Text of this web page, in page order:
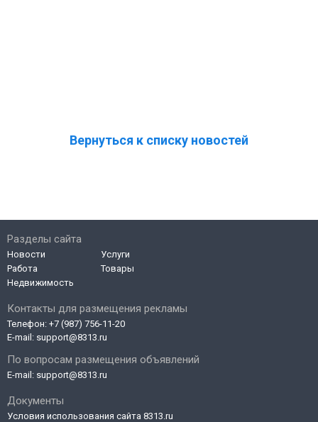
Вернуться к списку новостей
Контакты для размещения рекламы
Телефон: +7 (987) 756-11-20
E-mail: support@8313.ru
По вопросам размещения объявлений
E-mail: support@8313.ru
Документы
Условия использования сайта 8313.ru
Разделы сайта
Новости
Работа
Недвижимость
Услуги
Товары